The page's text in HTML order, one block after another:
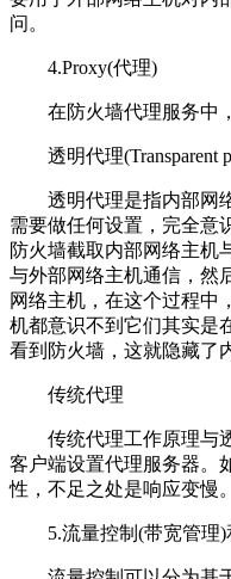
问。
4.Proxy(代理)
在防火墙代理服务中，
透明代理(Transparent
透明代理是指内部网络
需要做任何设置，完全意
防火墙截取内部网络主机
与外部网络主机通信，然
网络主机，在这个过程中
机都意识不到它们其实是
看到防火墙，这就隐藏了
传统代理
传统代理工作原理与透
客户端设置代理服务器。
性，不足之处是响应变慢。
5.流量控制(带宽管理)